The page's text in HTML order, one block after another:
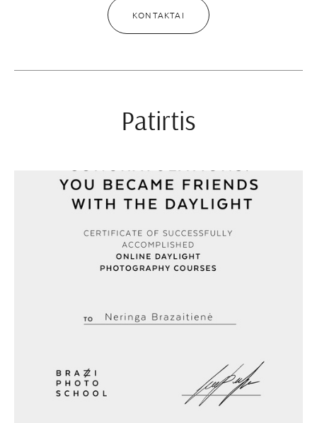
KONTAKTAI
Patirtis